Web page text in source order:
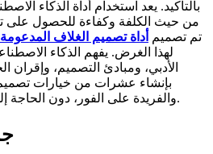
بالتأكيد. يعد استخدام أداة الذكاء
من حيث الكلفة وكفاءة للحصول على
تم تصميم أداة تصميم الغلاف
لهذا الغرض. يفهم الذكاء
الأدبي، ومبادئ التصميم،
بإنشاء عشرات من خيارات
والفريدة على الفور، دون الحاجة إلى أي مهارات تصميم سابقة.